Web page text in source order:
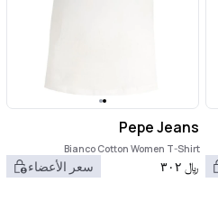
Pepe Jeans
Bianco Cotton Women T-Shirt
﷼ ٣٠٢ سعر الأعضاء